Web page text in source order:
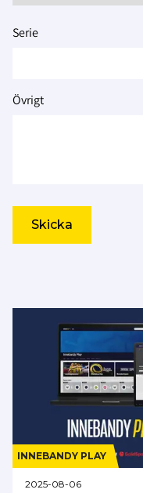
Serie
Övrigt
INNEBANDY PLAY
2025-08-06